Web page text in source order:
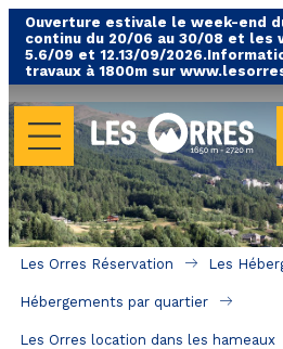
Ouverture estivale le week-end
continu du 20/06 au 30/08 et les
5.6/09 et 12.13/09/
travaux à 1800m sur
LES
Toutes nos
Hébergements
Hébergements
A proximité des
Les Orres Réservation Les
Hébergements par quartier
Les Orres location dans les hameaux